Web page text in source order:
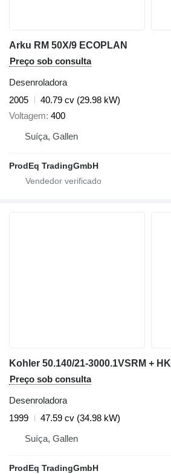
Arku RM 50X/9 ECOPLAN
Preço sob consulta
Desenroladora
2005
40.79 cv (29.98 kW)
Voltagem 400
Suíça, Gallen
ProdEq TradingGmbH
Kohler 50.140/21-3000.1VSRM + HK
Preço sob consulta
Desenroladora
1999
47.59 cv (34.98 kW)
Suíça, Gallen
ProdEq TradingGmbH